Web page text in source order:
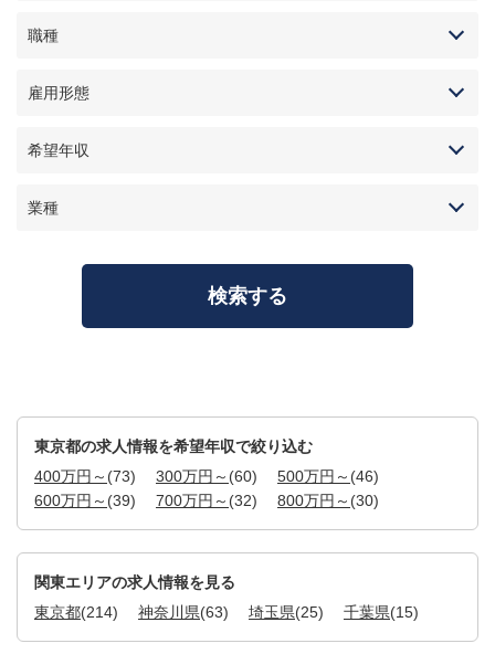
職種
雇用形態
希望年収
業種
東京都の求人情報を希望年収で絞り込む
400万円～ (73) 300万円～ (60) 500万円～ (46)
600万円～ (39) 700万円～ (32) 800万円～ (30)
関東エリアの求人情報を見る
東京都(214) 神奈川県(63) 埼玉県(25) 千葉県(15)